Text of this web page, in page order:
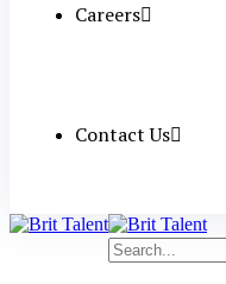
Careers
Contact Us